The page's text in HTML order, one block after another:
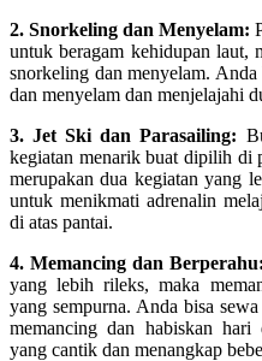
2. Snorkeling dan Menyelam:
untuk beragam kehidupan laut,
snorkeling dan menyelam.
dan menyelam dan menjelajahi
3. Jet Ski dan Parasailing:
kegiatan menarik buat dipilih di
merupakan dua kegiatan yang
untuk menikmati adrenalin
di atas pantai.
4. Memancing dan Berperahu:
yang lebih rileks, maka
yang sempurna. Anda bisa
memancing dan habiskan
yang cantik dan menangkap